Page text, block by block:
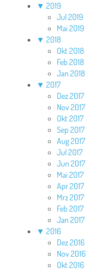
▼ 2019
Jul 2019
Mai 2019
▼ 2018
Okt 2018
Feb 2018
Jan 2018
▼ 2017
Dez 2017
Nov 2017
Okt 2017
Sep 2017
Aug 2017
Jul 2017
Jun 2017
Mai 2017
Apr 2017
Mrz 2017
Feb 2017
Jan 2017
▼ 2016
Dez 2016
Nov 2016
Okt 2016